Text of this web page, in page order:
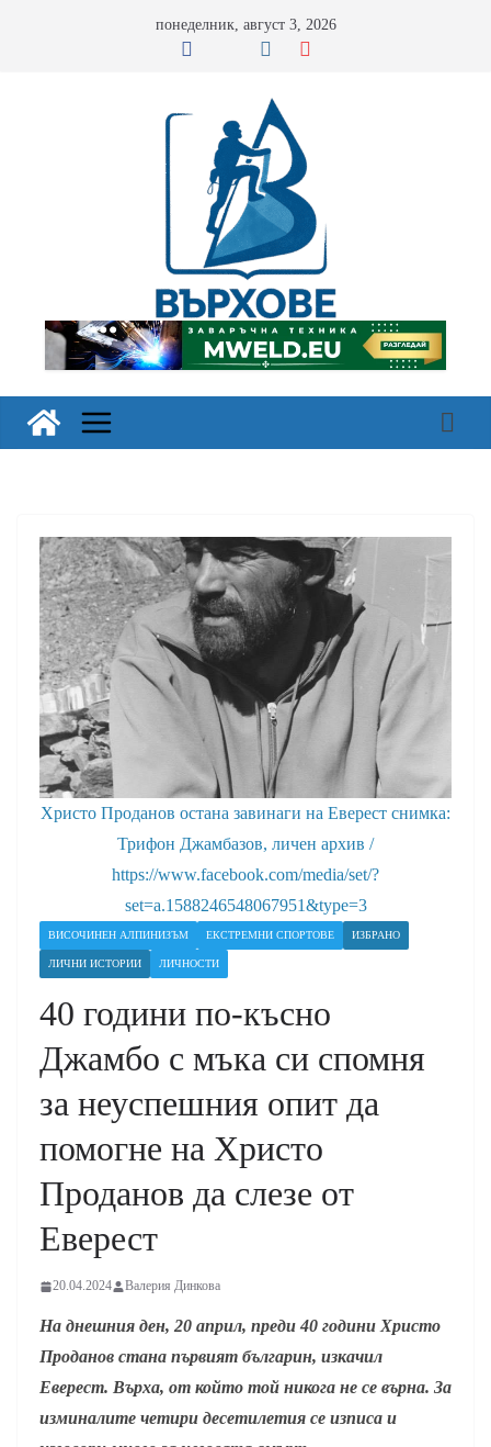
понеделник, август 3, 2026
Христо Проданов остана завинаги на Еверест снимка:
Трифон Джамбазов, личен архив /
https://www.facebook.com/media/set/?
set=a.1588246548067951&type=3
ВИСОЧИНЕН АЛПИНИЗЪМ ЕКСТРЕМНИ СПОРТОВЕ ИЗБРАНО
ЛИЧНИ ИСТОРИИ ЛИЧНОСТИ
40 години по-късно
Джамбо с мъка си спомня
за неуспешния опит да
помогне на Христо
Проданов да слезе от
Еверест
20.04.2024 Валерия Динкова
На днешния ден, 20 април, преди 40 години Христо
Проданов стана първият българин, изкачил
Еверест. Върха, от който той никога не се върна. За
изминалите четири десетилетия се изписа и